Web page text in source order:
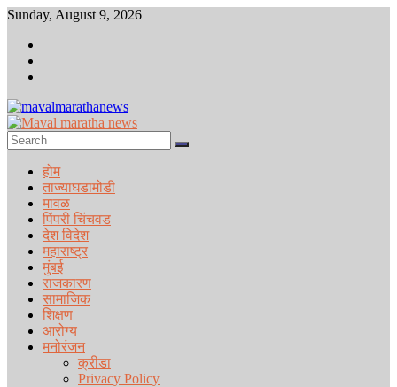
Skip
content
Sunday, August 9, 2026
Maval
maratha
news
maratha
होम
ताज्याघडामोडी
मावळ
पिंपरी चिंचवड
देश विदेश
महाराष्ट्र
मुंबई
राजकारण
सामाजिक
शिक्षण
आरोग्य
मनोरंजन
क्रीडा
Privacy Policy